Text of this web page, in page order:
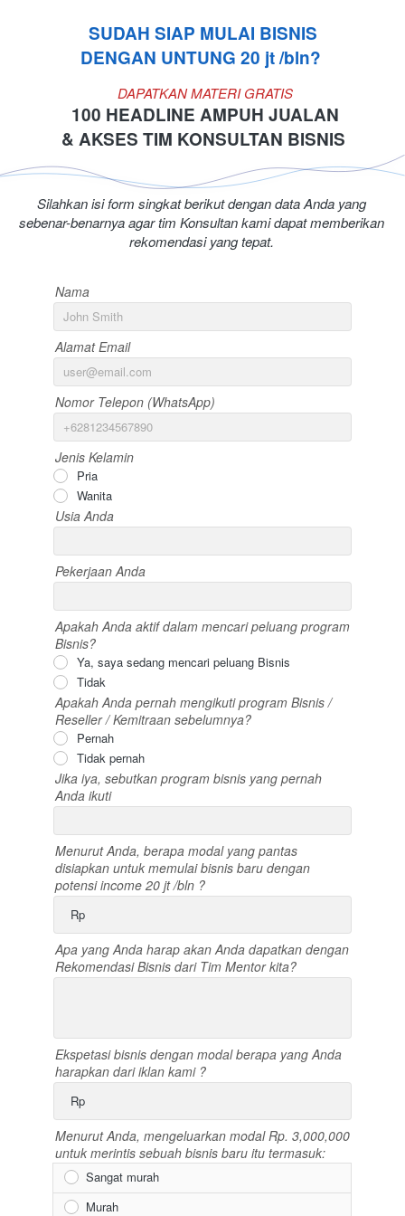
SUDAH SIAP MULAI BISNIS
DENGAN UNTUNG 20 jt /bln?
DAPATKAN MATERI GRATIS
100 HEADLINE AMPUH JUALAN
& AKSES TIM KONSULTAN BISNIS
Silahkan isi form singkat berikut dengan data Anda yang
sebenar-benarnya agar tim Konsultan kami dapat memberikan
rekomendasi yang tepat.
Nama
Alamat Email
Nomor Telepon (WhatsApp)
Jenis Kelamin
Pria
Wanita
Usia Anda
Pekerjaan Anda
Apakah Anda aktif dalam mencari peluang program
Bisnis?
Ya, saya sedang mencari peluang Bisnis
Tidak
Apakah Anda pernah mengikuti program Bisnis /
Reseller / Kemitraan sebelumnya?
Pernah
Tidak pernah
Jika iya, sebutkan program bisnis yang pernah
Anda ikuti
Menurut Anda, berapa modal yang pantas
disiapkan untuk memulai bisnis baru dengan
potensi income 20 jt /bln ?
Rp
Apa yang Anda harap akan Anda dapatkan dengan
Rekomendasi Bisnis dari Tim Mentor kita?
Ekspetasi bisnis dengan modal berapa yang Anda
harapkan dari iklan kami ?
Rp
Menurut Anda, mengeluarkan modal Rp. 3,000,000
untuk merintis sebuah bisnis baru itu termasuk:
Sangat murah
Murah